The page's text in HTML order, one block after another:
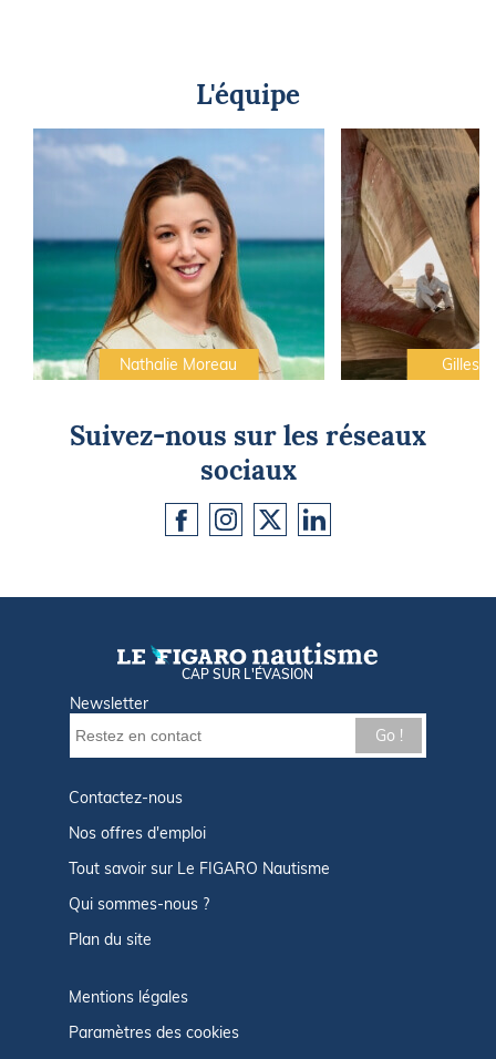
L'équipe
Nathalie Moreau Gilles
Suivez-nous sur les réseaux
sociaux
CAP SUR L'ÉVASION
Newsletter
Go !
Contactez-nous
Nos offres d'emploi
Tout savoir sur Le FIGARO Nautisme
Qui sommes-nous ?
Plan du site
Mentions légales
Paramètres des cookies